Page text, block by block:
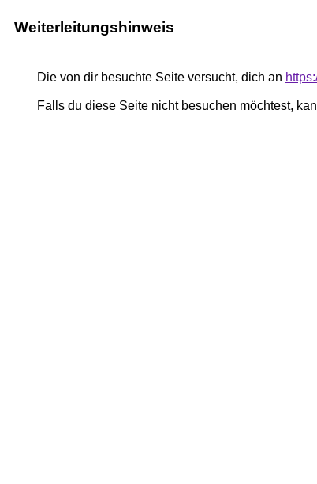
Weiterleitungshinweis
Die von dir besuchte Seite versucht, dich an
Falls du diese Seite nicht besuchen möchtest,